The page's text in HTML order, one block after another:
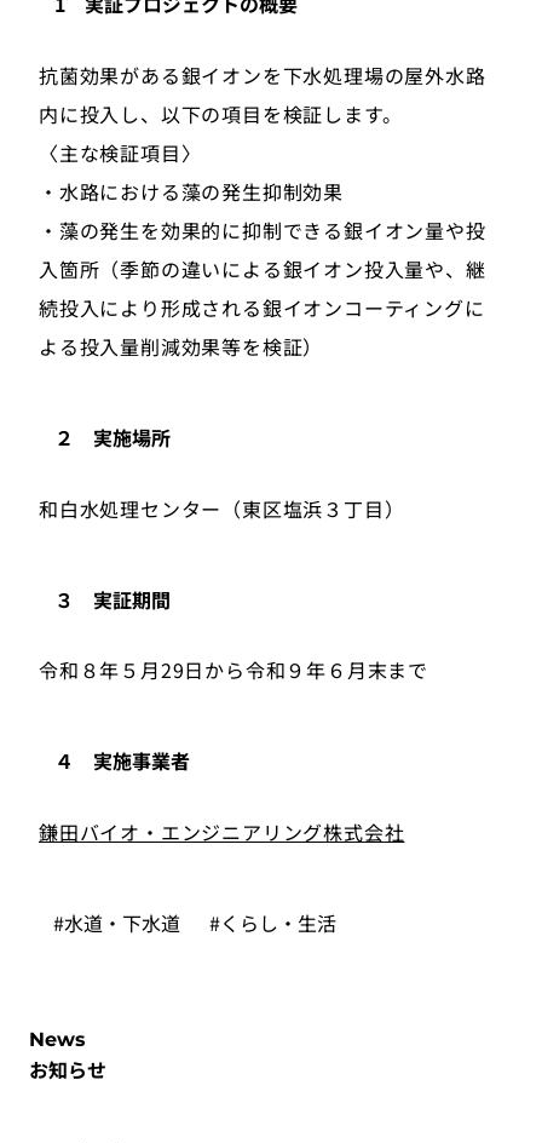
抗菌効果がある銀イオンを下水処理場の屋外水路
内に投入し、以下の項目を検証します。
〈主な検証項目〉
・水路における藻の発生抑制効果
・藻の発生を効果的に抑制できる銀イオン量や投
入箇所（季節の違いによる銀イオン投入量や、継
続投入により形成される銀イオンコーティングに
よる投入量削減効果等を検証）
２ 実施場所
和白水処理センター（東区塩浜３丁目）
３ 実証期間
令和８年５月29日から令和９年６月末まで
４ 実施事業者
鎌田バイオ・エンジニアリング株式会社
#水道・下水道 #くらし・生活
News
お知らせ